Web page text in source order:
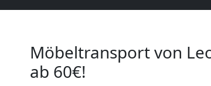
Möbeltransport von
ab 60€!